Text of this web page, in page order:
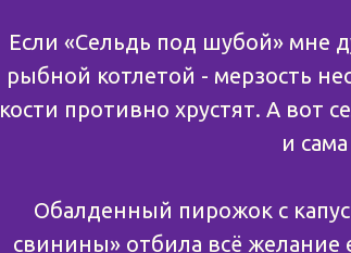
Если «Сельдь под шубой» мне
рыбной котлетой - мерзость
кости противно хрустят. А вот
и
Обалденный пирожок с
свинины» отбила всё желание